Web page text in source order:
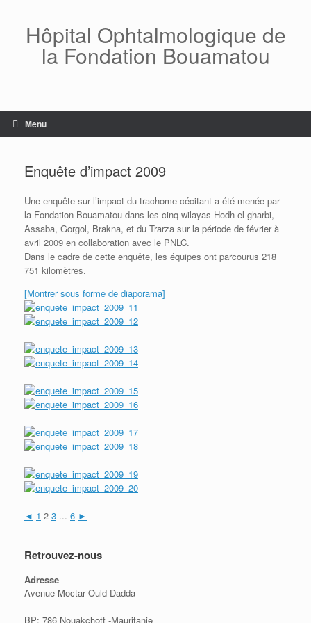
contentHôpital Ophtalmologique de
la Fondation Bouamatou
Menu
Enquête d’impact 2009
Une enquête sur l’impact du trachome cécitant a été menée par
la Fondation Bouamatou dans les cinq wilayas Hodh el gharbi,
Assaba, Gorgol, Brakna, et du Trarza sur la période de février à
avril 2009 en collaboration avec le PNLC.
Dans le cadre de cette enquête, les équipes ont parcourus 218
751 kilomètres.
[Montrer sous forme de diaporama]
◄ 1 2 3 ... 6 ►
Retrouvez-nous
Adresse
Avenue Moctar Ould Dadda
BP: 786 Nouakchott -Mauritanie